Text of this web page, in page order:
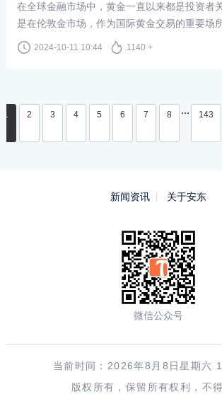
在全球金融市场中，黄金一直以来都是投资者
是在伦敦金市场，作为国际黄金交易的重要场
过买卖伦敦金来实现财富增值。当我们谈到“
能赚多少”这个问题时，了解相关的交易机制
2024-10-11 10:44 1140 +
1 2 3 4 5 6 7 8 ... 143
新闻资讯 关于安东
微信公众号
当前时间：2026年8月8日星期六
版权所有，保留所有权利，不